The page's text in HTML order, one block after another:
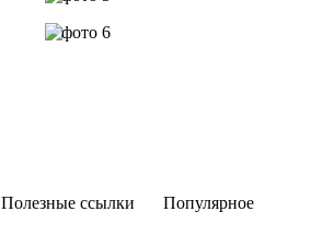
Полезные ссылки Популярное